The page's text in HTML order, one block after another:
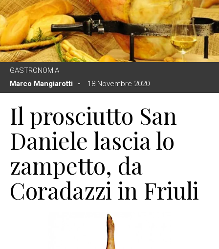
GASTRONOMIA
Marco Mangiarotti
18 Novembre 2020
Il prosciutto San
Daniele lascia lo
zampetto, da
Coradazzi in Friuli